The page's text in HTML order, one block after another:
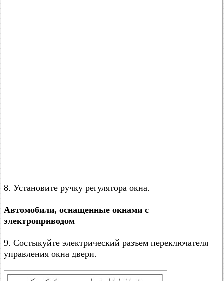
8. Установите ручку регулятора окна.
Автомобили, оснащенные окнами с
электроприводом
9. Состыкуйте электрический разъем переключателя
управления окна двери.